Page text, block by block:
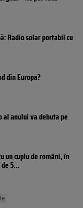
Radio solar portabil cu
din Europa?
al anului va debuta pe
un cuplu de români, în
5...